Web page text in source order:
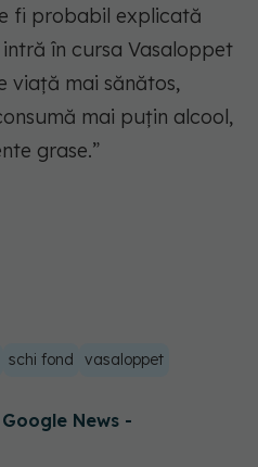
fi probabil explicată
în cursa Vasaloppet
viață mai sănătos,
mai puțin alcool,
grase.”
schi fond vasaloppet
News -